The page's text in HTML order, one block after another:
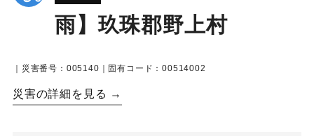
雨】玖珠郡野上村
｜災害番号：005140｜固有コード：00514002
災害の詳細を見る →